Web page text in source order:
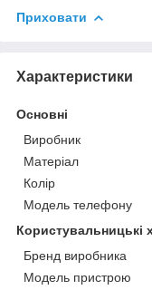
Приховати
Характеристики
Основні
Виробник
Матеріал
Колір
Модель телефону
Користувальницькі
Бренд виробника
Модель пристрою